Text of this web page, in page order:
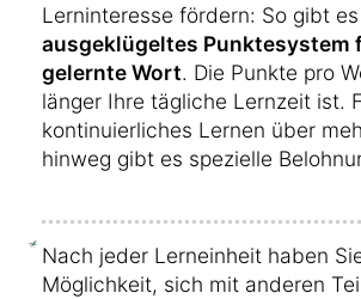
Lerninteresse fördern: So gibt
ausgeklügeltes Punktesystem
gelernte Wort. Die Punkte pro
länger Ihre tägliche Lernzeit ist.
kontinuierliches Lernen über
hinweg gibt es spezielle
Nach jeder Lerneinheit haben
Möglichkeit, sich mit anderen